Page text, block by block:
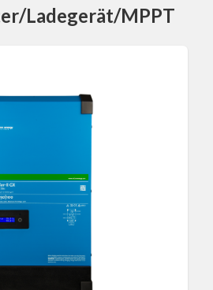
Ladegerät/MPPT